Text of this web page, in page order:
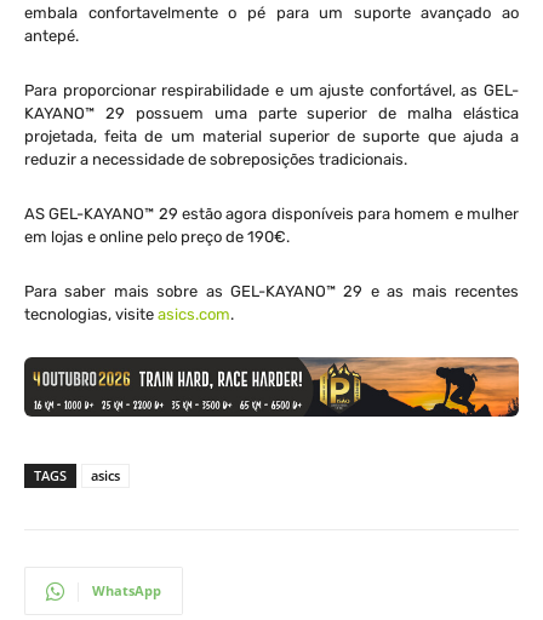
embala confortavelmente o pé para um suporte avançado ao
antepé.
Para proporcionar respirabilidade e um ajuste confortável, as GEL-
KAYANO™ 29 possuem uma parte superior de malha elástica
projetada, feita de um material superior de suporte que ajuda a
reduzir a necessidade de sobreposições tradicionais.
AS GEL-KAYANO™ 29 estão agora disponíveis para homem e mulher
em lojas e online pelo preço de 190€.
Para saber mais sobre as GEL-KAYANO™ 29 e as mais recentes
tecnologias, visite asics.com.
TAGS asics
WhatsApp